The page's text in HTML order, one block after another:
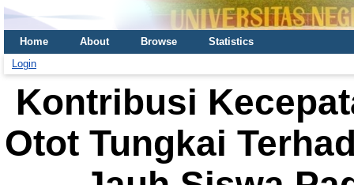
Home About Browse
Statistics
Login
Kontribusi
Otot Tungkai